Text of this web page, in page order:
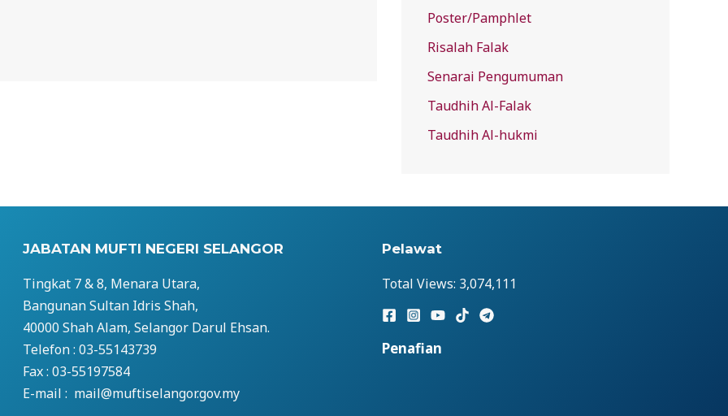
Poster/Pamphlet
Risalah Falak
Senarai Pengumuman
Taudhih Al-Falak
Taudhih Al-hukmi
JABATAN MUFTI NEGERI SELANGOR
Tingkat 7 & 8, Menara Utara,
Bangunan Sultan Idris Shah,
40000 Shah Alam, Selangor Darul Ehsan.
Telefon : 03-55143739
Fax : 03-55197584
E-mail : mail@muftiselangor.gov.my
Pelawat
Total Views: 3,074,111
Penafian